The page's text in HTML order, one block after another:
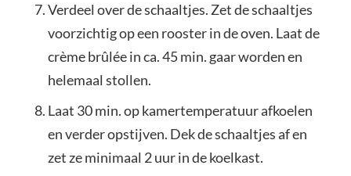
Verdeel over de schaaltjes. Zet de schaaltjes
voorzichtig op een rooster in de oven. Laat de
crème brûlée in ca. 45 min. gaar worden en
helemaal stollen.
Laat 30 min. op kamertemperatuur afkoelen
en verder opstijven. Dek de schaaltjes af en
zet ze minimaal 2 uur in de koelkast.